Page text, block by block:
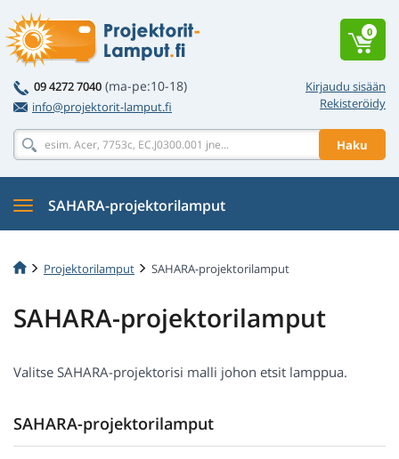
Kirjaudu sisään
Rekisteröidy
09 4272 7040 (ma-pe:10-18)
info@projektorit-lamput.fi
Haku
0
SAHARA-projektorilamput
Projektorilamput SAHARA-projektorilamput
SAHARA-projektorilamput
Valitse SAHARA-projektorisi malli johon etsit lamppua.
SAHARA-projektorilamput